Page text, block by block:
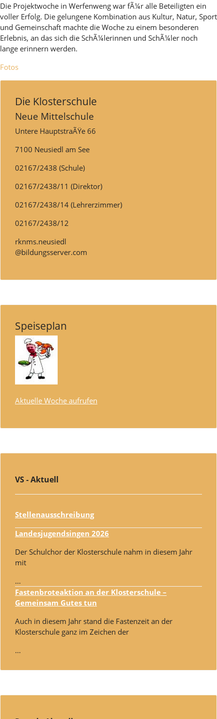
Die Projektwoche in Werfenweng war fÃ¼r alle Beteiligten ein
voller Erfolg. Die gelungene Kombination aus Kultur, Natur, Sport
und Gemeinschaft machte die Woche zu einem besonderen
Erlebnis, an das sich die SchÃ¼lerinnen und SchÃ¼ler noch
lange erinnern werden.
Fotos
Die Klosterschule
Neue Mittelschule
Untere HauptstraÃŸe 66
7100 Neusiedl am See
02167/2438 (Schule)
02167/2438/11 (Direktor)
02167/2438/14 (Lehrerzimmer)
02167/2438/12
rknms.neusiedl
@bildungsserver.com
Speiseplan
Aktuelle Woche aufrufen
VS - Aktuell
Stellenausschreibung
Landesjugendsingen 2026
Der Schulchor der Klosterschule nahm in diesem Jahr
mit
...
Fastenbroteaktion an der Klosterschule –
Gemeinsam Gutes tun
Auch in diesem Jahr stand die Fastenzeit an der
Klosterschule ganz im Zeichen der
...